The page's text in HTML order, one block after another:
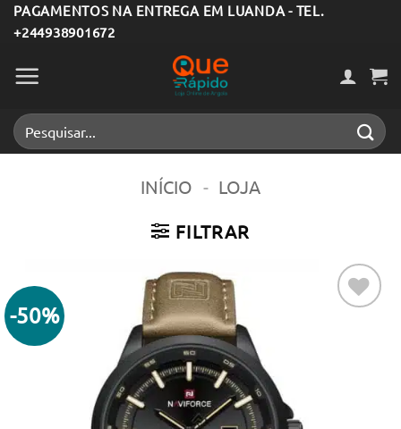
Skip
to
content
PAGAMENTOS NA ENTREGA EM LUANDA - TEL.
+244938901672
Pesquisar
por:
INÍCIO - LOJA
FILTRAR
-50%